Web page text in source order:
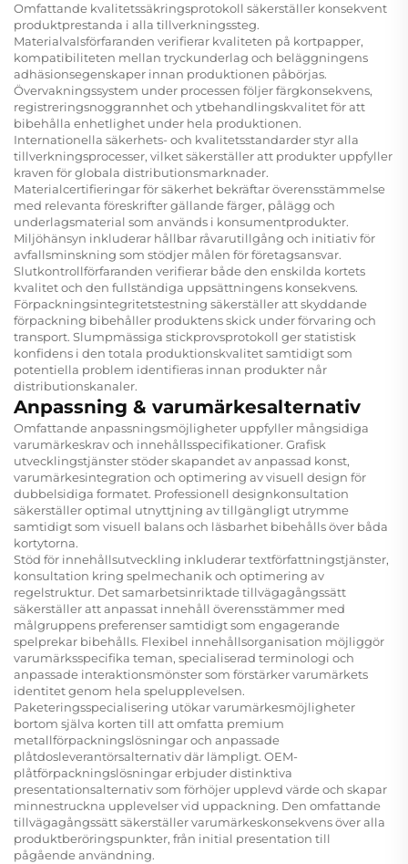
Omfattande kvalitetssäkringsprotokoll säkerställer konsekvent
produktprestanda i alla tillverkningssteg.
Materialvalsförfaranden verifierar kvaliteten på kortpapper,
kompatibiliteten mellan tryckunderlag och beläggningens
adhäsionsegenskaper innan produktionen påbörjas.
Övervakningssystem under processen följer färgkonsekvens,
registreringsnoggrannhet och ytbehandlingskvalitet för att
bibehålla enhetlighet under hela produktionen.
Internationella säkerhets- och kvalitetsstandarder styr alla
tillverkningsprocesser, vilket säkerställer att produkter uppfyller
kraven för globala distributionsmarknader.
Materialcertifieringar för säkerhet bekräftar överensstämmelse
med relevanta föreskrifter gällande färger, pålägg och
underlagsmaterial som används i konsumentprodukter.
Miljöhänsyn inkluderar hållbar råvarutillgång och initiativ för
avfallsminskning som stödjer målen för företagsansvar.
Slutkontrollförfaranden verifierar både den enskilda kortets
kvalitet och den fullständiga uppsättningens konsekvens.
Förpackningsintegritetstestning säkerställer att skyddande
förpackning bibehåller produktens skick under förvaring och
transport. Slumpmässiga stickprovsprotokoll ger statistisk
konfidens i den totala produktionskvalitet samtidigt som
potentiella problem identifieras innan produkter når
distributionskanaler.
Anpassning & varumärkesalternativ
Omfattande anpassningsmöjligheter uppfyller mångsidiga
varumärkeskrav och innehållsspecifikationer. Grafisk
utvecklingstjänster stöder skapandet av anpassad konst,
varumärkesintegration och optimering av visuell design för
dubbelsidiga formatet. Professionell designkonsultation
säkerställer optimal utnyttjning av tillgängligt utrymme
samtidigt som visuell balans och läsbarhet bibehålls över båda
kortytorna.
Stöd för innehållsutveckling inkluderar textförfattningstjänster,
konsultation kring spelmechanik och optimering av
regelstruktur. Det samarbetsinriktade tillvägagångssätt
säkerställer att anpassat innehåll överensstämmer med
målgruppens preferenser samtidigt som engagerande
spelprekar bibehålls. Flexibel innehållsorganisation möjliggör
varumärksspecifika teman, specialiserad terminologi och
anpassade interaktionsmönster som förstärker varumärkets
identitet genom hela spelupplevelsen.
Paketeringsspecialisering utökar varumärkesmöjligheter
bortom själva korten till att omfatta premium
metallförpackningslösningar och anpassade
plåtdosleverantörsalternativ där lämpligt. OEM-
plåtförpackningslösningar erbjuder distinktiva
presentationsalternativ som förhöjer upplevd värde och skapar
minnestruckna upplevelser vid uppackning. Den omfattande
tillvägagångssätt säkerställer varumärkeskonsekvens över alla
produktberöringspunkter, från initial presentation till
pågående användning.